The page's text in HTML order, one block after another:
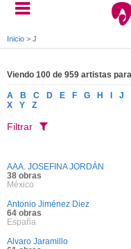
Inicio > J
Viendo 100 de 959 artistas
A B C D E F G H J
X
Y Z
Filtrar
AAA. JOSEFINA JORDÁN
38 obras
México
Antonio Jiménez Diez
64 obras
España
Alvaro Jaramillo